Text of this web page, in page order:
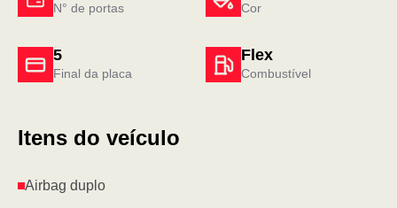
N° de portas Cor
5
Final da placa
Flex
Combustível
Itens do veículo
Airbag duplo